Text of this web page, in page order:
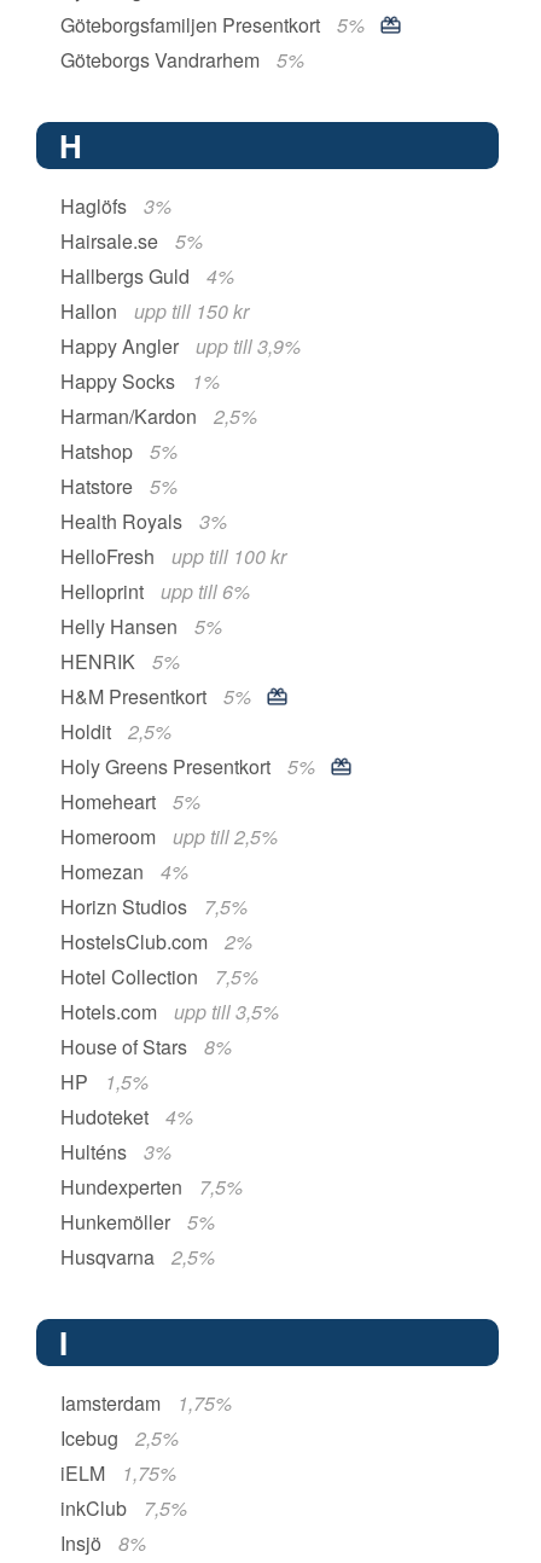
Göteborgsfamiljen Presentkort
5%
Göteborgs Vandrarhem
5%
H
Haglöfs
3%
Hairsale.se
5%
Hallbergs Guld
4%
Hallon
upp till 150 kr
Happy Angler
upp till 3,9%
Happy Socks
1%
Harman/Kardon
2,5%
Hatshop
5%
Hatstore
5%
Health Royals
3%
HelloFresh
upp till 100 kr
Helloprint
upp till 6%
Helly Hansen
5%
HENRIK
5%
H&M Presentkort
5%
Holdit
2,5%
Holy Greens Presentkort
5%
Homeheart
5%
Homeroom
upp till 2,5%
Homezan
4%
Horizn Studios
7,5%
HostelsClub.com
2%
Hotel Collection
7,5%
Hotels.com
upp till 3,5%
House of Stars
8%
HP
1,5%
Hudoteket
4%
Hulténs
3%
Hundexperten
7,5%
Hunkemöller
5%
Husqvarna
2,5%
I
Iamsterdam
1,75%
Icebug
2,5%
iELM
1,75%
inkClub
7,5%
Insjö
8%